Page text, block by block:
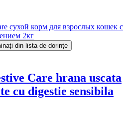
din lista de dorințe
Care hrana uscata
cu digestie sensibila